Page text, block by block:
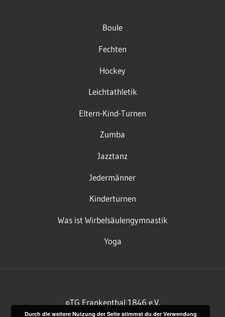
Boule
Fechten
Hockey
Leichtathletik
Eltern-Kind-Turnen
Zumba
Jazztanz
Jedermänner
Kinderturnen
Was ist Wirbelsäulengymnastik
Yoga
©TG Frankenthal 1846 e.V.
Durch die weitere Nutzung der Seite stimmst du der Verwendung